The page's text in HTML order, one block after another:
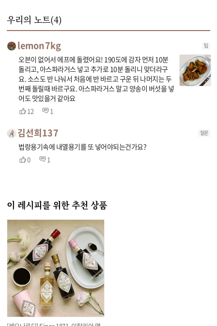
우리의 노트(4)
lemon7kg 팁
오븐이 없어서 에프에 돌렸어요! 190도에 감자 먼저 10분
돌리고, 아스파라거스 넣고 추가로 10분 돌리니 맞더라구
요. 소스도 반 나눠서 처음에 반 바르고 구운 뒤 나머지는 두
번째 돌릴때 바르구요. 아스파라거스 말고 양송이 버섯을 넣
어도 맛있을거 같아요
12 1
김선희137 질문
법랑용기속에 내열용기를 또 넣어야되는건가요?
0 1
이 레시피를 위한 추천 상품